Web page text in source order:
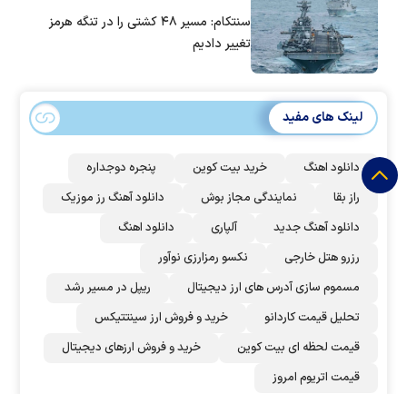
سنتکام: مسیر ۴۸ کشتی را در تنگه هرمز
تغییر دادیم
لینک های مفید
دانلود اهنگ خرید بیت کوین
پنجره دوجداره
راز بقا
نمایندگی مجاز بوش
دانلود آهنگ رز‌ موزیک
دانلود آهنگ جدید
آلپاری
دانلود اهنگ
رزرو هتل خارجی
نکسو رمزارزی نوآور
مسموم سازی آدرس های ارز دیجیتال
ریپل در مسیر رشد
تحلیل قیمت کاردانو
خرید و فروش ارز سینتتیکس
قیمت لحظه ای بیت کوین
خرید و فروش ارزهای دیجیتال
قیمت اتریوم امروز